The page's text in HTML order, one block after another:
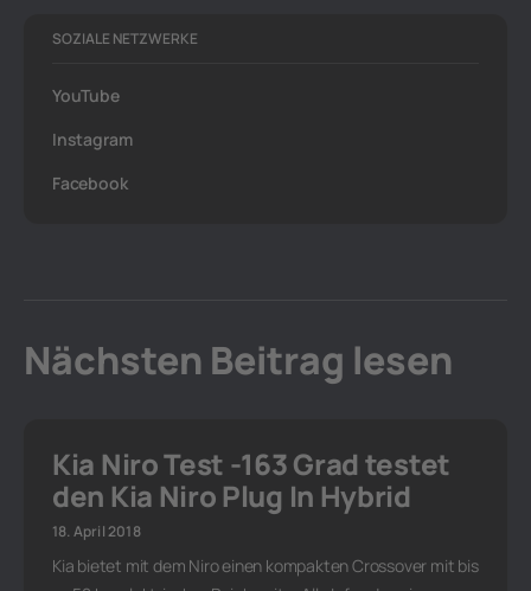
SOZIALE NETZWERKE
YouTube
Instagram
Facebook
Nächsten Beitrag lesen
Kia Niro Test -163 Grad testet
den Kia Niro Plug In Hybrid
18. April 2018
Kia bietet mit dem Niro einen kompakten Crossover mit bis